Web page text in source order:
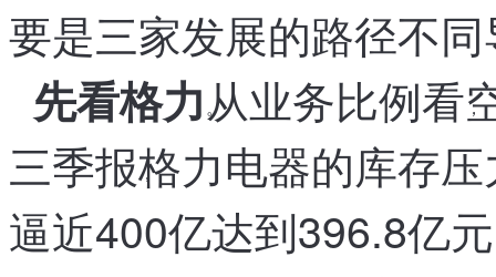
要是三家发展的路径不
先看格力 。
从业务比例看，
三季报，
格力电器的库存
逼近400亿达到396.8亿元